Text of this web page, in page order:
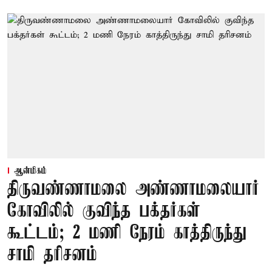
ஆன்மிகம்
திருவண்ணாமலை அண்ணாமலையார்
கோவிலில் குவிந்த பக்தர்கள்
கூட்டம்; 2 மணி நேரம் காத்திருந்து
சாமி தரிசனம்